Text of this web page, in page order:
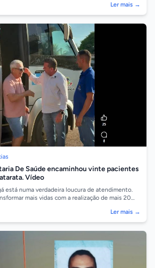
Ler mais →
De Saúde encaminhou vinte pacientes
Vídeo
está numa verdadeira loucura de atendimento.
mais vidas com a realização de mais 20
Ler mais →